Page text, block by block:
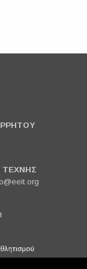
ΤΕΧΝΗΣ